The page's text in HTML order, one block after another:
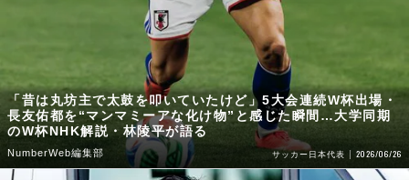
「昔は丸坊主で太鼓を叩いていたけど」5大会連続W杯出場・
長友佑都を“マンマミーアな化け物”と感じた瞬間…大学同期
のW杯NHK解説・林陵平が語る
NumberWeb編集部 サッカー日本代表 2026/06/26